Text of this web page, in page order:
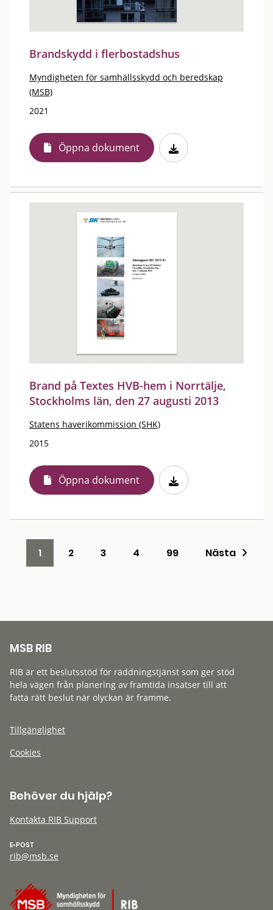
Brandskydd i flerbostadshus
Myndigheten för samhällsskydd och beredskap
(MSB)
2021
Öppna dokument
Brand på Textes HVB-hem i Norrtälje,
Stockholms län, den 27 augusti 2013
Statens haverikommission (SHK)
2015
Öppna dokument
1 2 3 4 99 Nästa
MSB RIB
RIB är ett beslutsstöd för räddningstjänst som ger stöd
hela vägen från planering av framtida insatser till att
fatta rätt beslut när olyckan är framme.
Tillgänglighet
Cookies
Behöver du hjälp?
Kontakta RIB Support
E-POST
rib@msb.se